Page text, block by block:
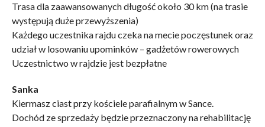
Trasa dla zaawansowanych długość około 30 km (na trasie
występują duże przewyższenia)
Każdego uczestnika rajdu czeka na mecie poczęstunek oraz
udział w losowaniu upominków – gadżetów rowerowych
Uczestnictwo w rajdzie jest bezpłatne
Sanka
Kiermasz ciast przy kościele parafialnym w Sance.
Dochód ze sprzedaży będzie przeznaczony na rehabilitację